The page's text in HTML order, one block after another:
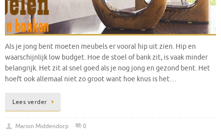
Als je jong bent moeten meubels er vooral hip uit zien. Hip en
waarschijnlijk low budget. Hoe de stoel of bank zit, is vaak minder
belangrijk. Het zit al snel goed als je nog jong en gezond bent. Het
hoeft ook allemaal niet zo groot want hoe knus is het…
Lees verder
Marion Middendorp 0